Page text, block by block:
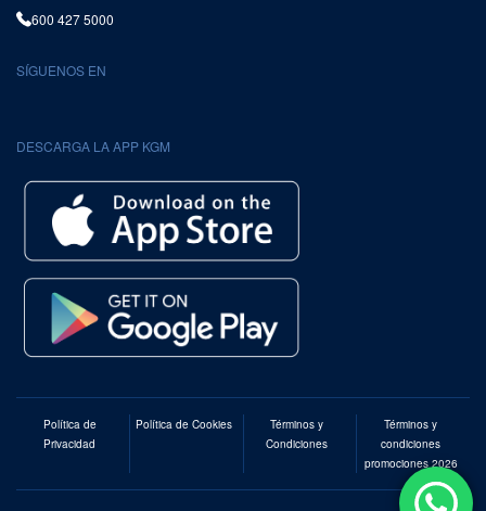
600 427 5000
SÍGUENOS EN
DESCARGA LA APP KGM
Política de
Privacidad
Política de Cookies
Términos y
Condiciones
Términos y
condiciones
promociones 2026